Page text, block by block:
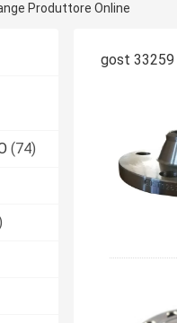
Produttore Online
(74)
gost 33259